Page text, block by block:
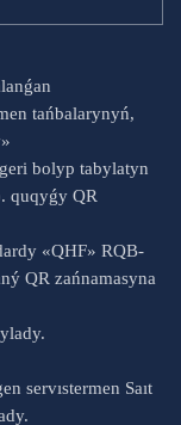
tańbalarynyń,
bolyp tabylatyn
quqyǵy QR
«QHF» RQB-
QR zańnamasyna
servıstermen Saıt